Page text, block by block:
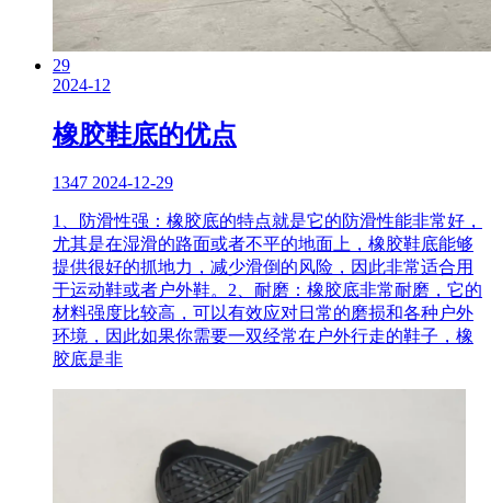
29
2024-12
橡胶鞋底的优点
1347 2024-12-29
1、防滑性强：橡胶底的特点就是它的防滑性能非常好，
尤其是在湿滑的路面或者不平的地面上，橡胶鞋底能够
提供很好的抓地力，减少滑倒的风险，因此非常适合用
于运动鞋或者户外鞋。2、耐磨：橡胶底非常耐磨，它的
材料强度比较高，可以有效应对日常的磨损和各种户外
环境，因此如果你需要一双经常在户外行走的鞋子，橡
胶底是非